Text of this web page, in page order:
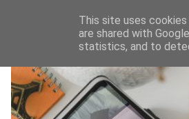
This site uses
are shared with
statistics, and to